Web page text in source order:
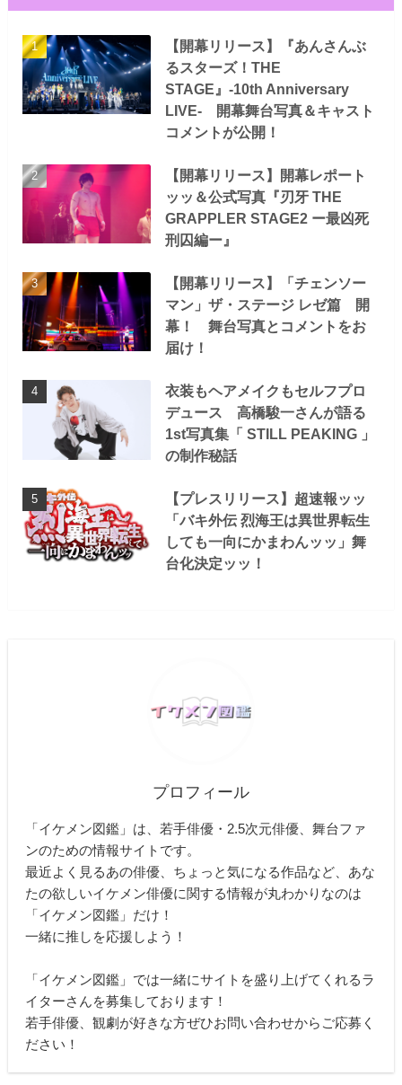
【開幕リリース】『あんさんぶ
るスターズ！THE
STAGE』-10th Anniversary
LIVE- 開幕舞台写真＆キャスト
コメントが公開！
【開幕リリース】開幕レポート
ッッ＆公式写真『刃牙 THE
GRAPPLER STAGE2 ー最凶死
刑囚編ー』
【開幕リリース】「チェンソー
マン」ザ・ステージ レゼ篇 開
幕！ 舞台写真とコメントをお
届け！
衣装もヘアメイクもセルフプロ
デュース 高橋駿一さんが語る
1st写真集「 STILL PEAKING 」
の制作秘話
【プレスリリース】超速報ッッ
「バキ外伝 烈海王は異世界転生
しても一向にかまわんッッ」舞
台化決定ッッ！
プロフィール
「イケメン図鑑」は、若手俳優・2.5次元俳優、舞台ファ
ンのための情報サイトです。
最近よく見るあの俳優、ちょっと気になる作品など、あな
たの欲しいイケメン俳優に関する情報が丸わかりなのは
「イケメン図鑑」だけ！
一緒に推しを応援しよう！
「イケメン図鑑」では一緒にサイトを盛り上げてくれるラ
イターさんを募集しております！
若手俳優、観劇が好きな方ぜひお問い合わせからご応募く
ださい！